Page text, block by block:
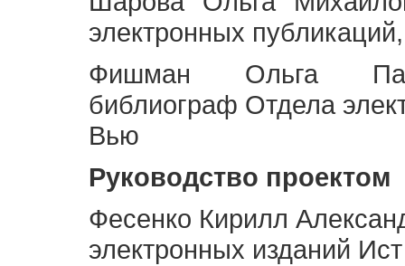
электронных
Фишман Ольга
библиограф Отдела
Вью
Руководство проектом
Фесенко Кирилл
электронных изданий